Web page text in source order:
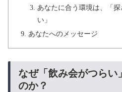
あなたに合う環境は、「
い」
あなたへのメッセージ
なぜ「飲み会がつらい
のか？